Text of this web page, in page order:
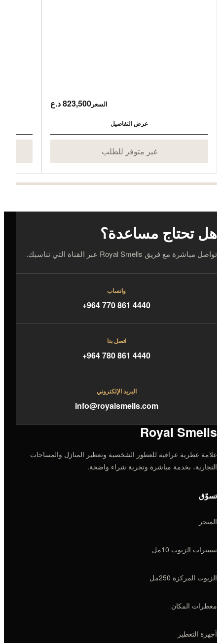
السعر 823,500 د.ع
عرض التفاصيل
غير متوفر للطلب
هل تحتاج مساعدة؟
تواصل مباشرة مع فريق Royal Smells عبر القناة التي تناسبك.
واتساب
+964 770 861 4440
اتصل بنا
+964 780 861 4440
البريد الإلكتروني
info@royalsmells.com
Royal Smells
علامة عطرية عراقية للعطور الشخصية وتعطير المنازل والمساحات
التجارية، بخدمة مباشرة وتجربة شراء واضحة.
تسوّق
المتجر
تيسترات الزيوت 10مل
الزيوت المركزة 250مل
معطرات المكان
أجهزة التعطير